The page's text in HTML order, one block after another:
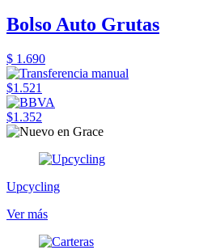
Bolso Auto Grutas
$ 1.690
$1.521
$1.352
Upcycling
Ver más